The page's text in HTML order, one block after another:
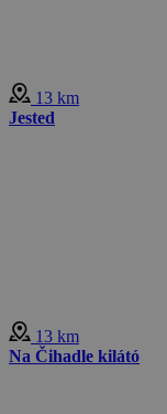
13 km
Jested
13 km
Na Čihadle kilátó